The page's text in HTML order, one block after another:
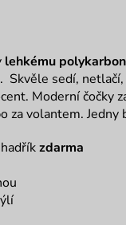
lehkému
Skvěle sedí,
Moderní čočky
za volantem.
zdarma